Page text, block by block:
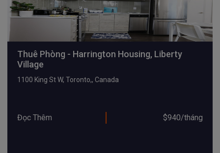
Thuê Phòng - Harrington Housing, Liberty
Village
1100 King St W, Toronto,, Canada
Đọc Thêm $940/tháng